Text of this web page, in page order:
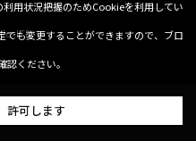
用状況把握のためCookieを利用してい
も変更することができますので、ブロ
認ください。
許可します